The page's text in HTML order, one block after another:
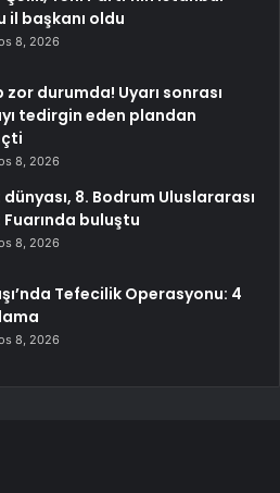
il başkanı oldu
8, 2026
zor durumda! Uyarı sonrası
tedirgin eden plandan
8, 2026
8. Bodrum Uluslararası
buluştu
8, 2026
Tefecilik Operasyonu: 4
8, 2026